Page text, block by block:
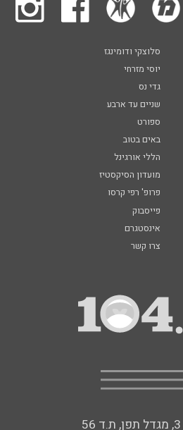
סלוצקי ודומינגז
יוסי מזרחי
גדי נס
שניים עד ארבע
ספורט
באים בטוב
הללי אורגינל
מועדון הסיקסטיז
פרופ' רפי קרסו
פייסבוק
אינסטגרם
צרו קשר